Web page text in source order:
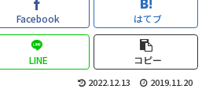
Facebook はてブ
LINE コピー
2022.12.13 2019.11.20